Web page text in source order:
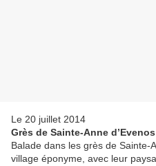
Le 20 juillet 2014
Grès de Sainte-Anne d’Evenos
Balade dans les grès de Sainte-
village éponyme, avec leur